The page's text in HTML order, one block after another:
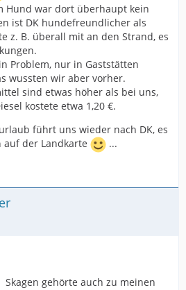
Hund war dort überhaupt kein
ist DK hundefreundlicher als
z. B. überall mit an den Strand, es
Problem, nur in Gaststätten
wussten wir aber vorher.
sind etwas höher als bei uns,
kostete etwa 1,20 €.
führt uns wieder nach DK, es
auf der Landkarte
...
Skagen gehörte auch zu meinen